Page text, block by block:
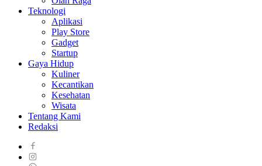
Teknologi
Aplikasi
Play Store
Gadget
Startup
Gaya Hidup
Kuliner
Kecantikan
Kesehatan
Wisata
Tentang Kami
Redaksi